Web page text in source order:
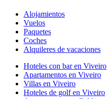
Alojamientos
Vuelos
Paquetes
Coches
Alquileres de vacaciones
Hoteles con bar en Viveiro
Apartamentos en Viveiro
Villas en Viveiro
Hoteles de golf en Viveiro